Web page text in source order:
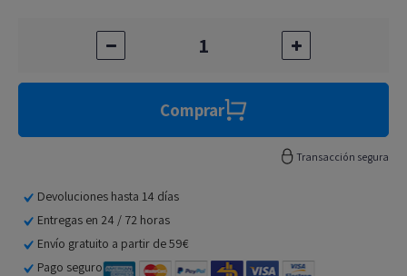
Comprar
Transacción segura
Devoluciones hasta 14 días
Entregas en 24 / 72 horas
Envío gratuito a partir de 59€
Pago seguro